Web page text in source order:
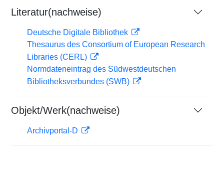
Literatur(nachweise)
Deutsche Digitale Bibliothek
Thesaurus des Consortium of European Research
Libraries (CERL)
Normdateneintrag des Südwestdeutschen
Bibliotheksverbundes (SWB)
Objekt/Werk(nachweise)
Archivportal-D